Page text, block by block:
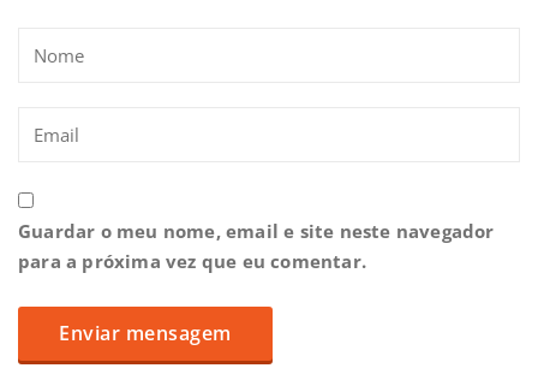
Guardar o meu nome, email e site neste navegador
para a próxima vez que eu comentar.